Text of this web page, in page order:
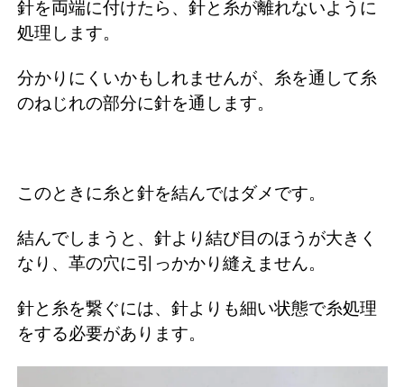
針を両端に付けたら、針と糸が離れないように
処理します。
分かりにくいかもしれませんが、糸を通して糸
のねじれの部分に針を通します。
このときに糸と針を結んではダメです。
結んでしまうと、針より結び目のほうが大きく
なり、革の穴に引っかかり縫えません。
針と糸を繋ぐには、針よりも細い状態で糸処理
をする必要があります。